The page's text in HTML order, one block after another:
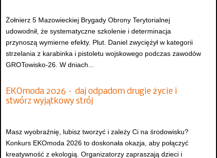
Żołnierz 5 Mazowieckiej Brygady Obrony Terytorialnej
udowodnił, że systematyczne szkolenie i determinacja
przynoszą wymierne efekty. Plut. Daniel zwyciężył w kategorii
strzelania z karabinka i pistoletu wojskowego podczas zawodów
GROTowisko-26. W dniach...
EKOmoda 2026 – daj odpadom drugie życie i
stwórz wyjątkowy strój
Masz wyobraźnię, lubisz tworzyć i zależy Ci na środowisku?
Konkurs EKOmoda 2026 to doskonała okazja, aby połączyć
kreatywność z ekologią. Organizatorzy zapraszają dzieci i